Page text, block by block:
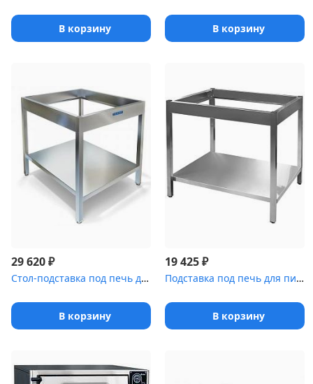
В корзину В корзину
29 620₽
Стол-подставка под печь для пиццы СПС-023/908
В корзину
19 425₽
Подставка под печь для пиццы Luxstahl (980х820х850мм)
В корзину